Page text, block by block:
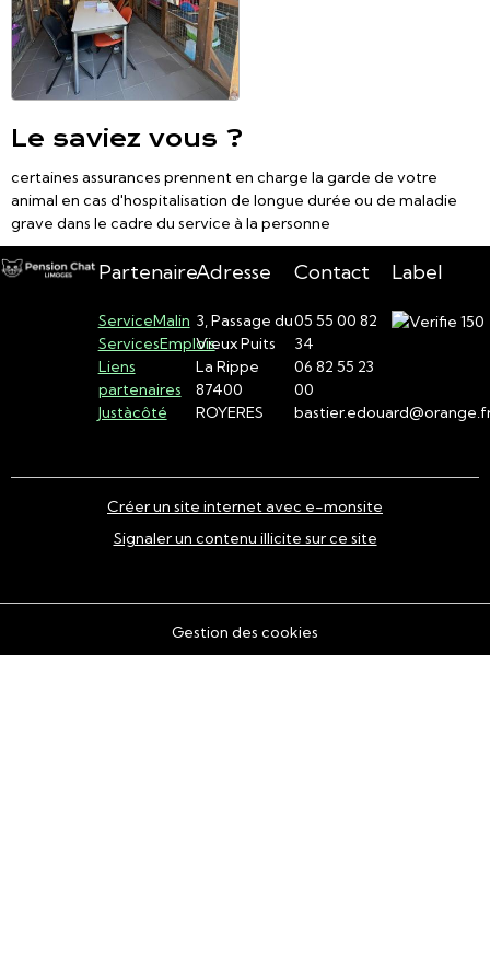
Le saviez vous ?
certaines assurances prennent en charge la garde de votre
animal en cas d'hospitalisation de longue durée ou de maladie
grave dans le cadre du service à la personne
Partenaire
ServiceMalin
ServicesEmplois
Liens
partenaires
Justàcôté
Adresse
3, Passage du
Vieux Puits
La Rippe
87400
ROYERES
Contact
05 55 00 82
34
06 82 55 23
00
Label
Créer un site internet avec e-monsite
Signaler un contenu illicite sur ce site
Gestion des cookies